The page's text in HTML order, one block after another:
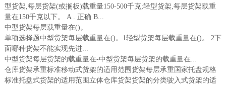
型货架,每层货架(或搁板)载重量150-500千克;轻型货架,每层货架载重
量在150千克以下。 A . 正确 B...
中型货架每层载重量在()。
单项选择题中型货架每层载重量在()。1轻型货架每层载重量在()。 2下
面哪种货架不能实现先进...
中型货架每层货架的载重量在-中型货架每层货架的载重量在...
仓库货架承重标准移动式货架的适用范围货架每层承重国家托盘规格
标准托盘式货架的适用范围立体仓库货架货架的分类驶入式货架的适